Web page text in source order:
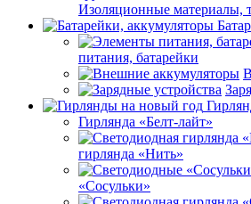
Изоляционные материалы,
питания, батарейки
Гирлянда «Белт-лайт»
гирлянда «Нить»
«Сосульки»